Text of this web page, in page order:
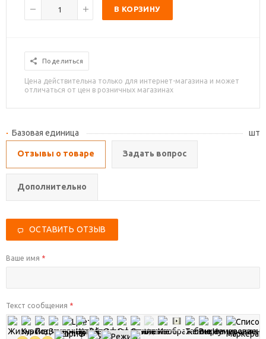
В КОРЗИНУ
Поделиться
Цена действительна только для интернет-магазина и может
отличаться от цен в розничных магазинах
Базовая единица шт
Отзывы о товаре Задать вопрос
Дополнительно
ОСТАВИТЬ ОТЗЫВ
Ваше имя *
Текст сообщения *